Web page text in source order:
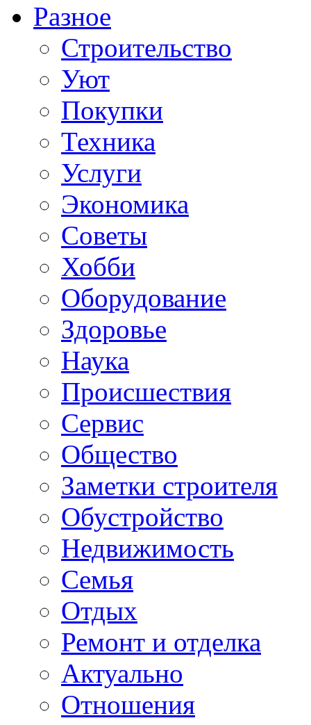
Разное
Строительство
Уют
Покупки
Техника
Услуги
Экономика
Советы
Хобби
Oборудование
Здоровье
Наука
Происшествия
Сервис
Общество
Заметки строителя
Обустройство
Недвижимость
Семья
Отдых
Ремонт и отделка
Актуально
Отношения